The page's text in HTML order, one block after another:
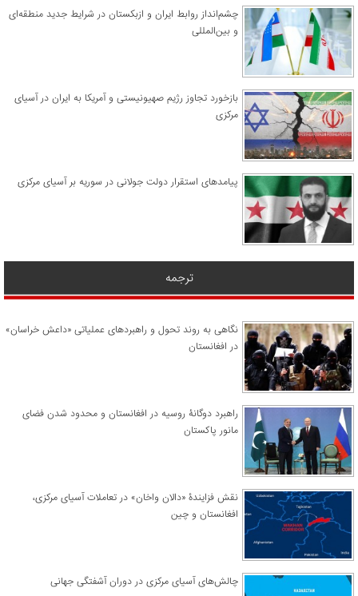
چشم‌انداز روابط ایران و ازبکستان در شرایط جدید منطقه‌ای
و بین‌المللی
​بازخورد تجاوز رژیم صهیونیستی و آمریکا به ایران در آسیای
مرکزی
پیامدهای استقرار دولت جولانی در سوریه بر آسیای مرکزی
ترجمه
نگاهی به روند تحول و راهبردهای عملیاتی «داعش خراسان»
در افغانستان
راهبرد دوگانۀ روسیه در افغانستان و محدود شدن فضای
مانور پاکستان
نقش فزایندۀ «دالان واخان» در تعاملات آسیای مرکزی،
افغانستان و چین
چالش‌های آسیای مرکزی در دوران آشفتگی جهانی